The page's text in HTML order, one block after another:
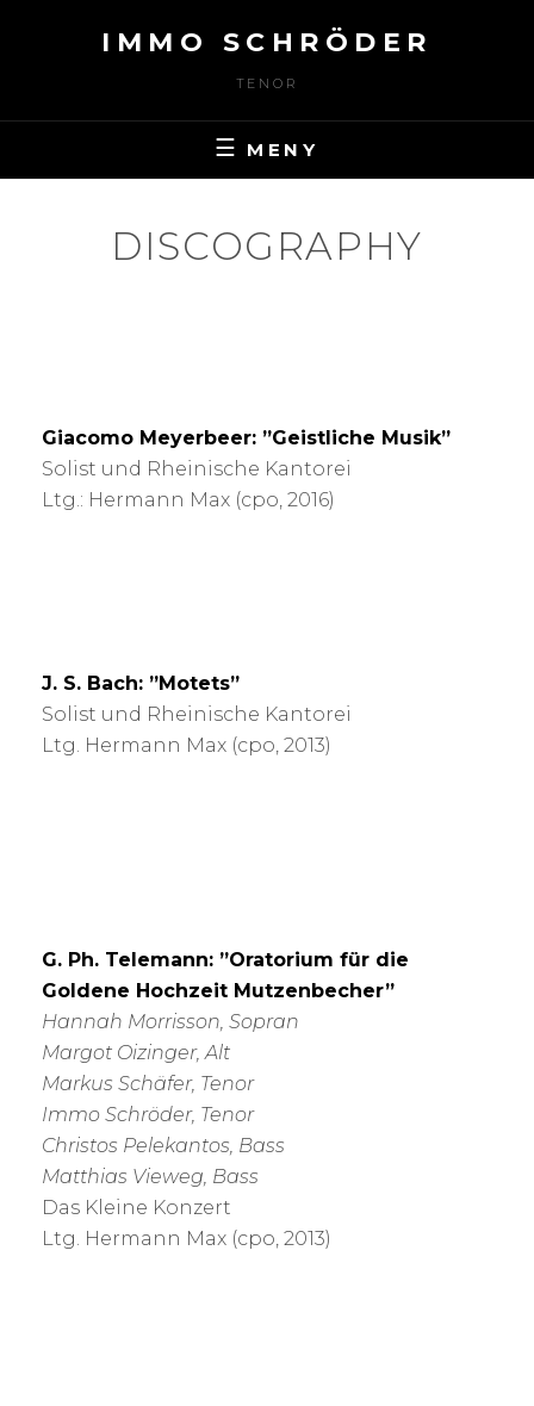
IMMO SCHRÖDER
TENOR
MENY
DISCOGRAPHY
Giacomo Meyerbeer: ”Geistliche Musik”
Solist und Rheinische Kantorei
Ltg.: Hermann Max (cpo, 2016)
J. S. Bach: ”Motets”
Solist und Rheinische Kantorei
Ltg. Hermann Max (cpo, 2013)
G. Ph. Telemann: ”Oratorium für die
Goldene Hochzeit Mutzenbecher”
Hannah Morrisson, Sopran
Margot Oizinger, Alt
Markus Schäfer, Tenor
Immo Schröder, Tenor
Christos Pelekantos, Bass
Matthias Vieweg, Bass
Das Kleine Konzert
Ltg. Hermann Max (cpo, 2013)